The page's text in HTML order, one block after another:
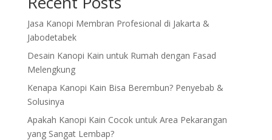
Jasa Kanopi Membran Profesional di Jakarta &
Jabodetabek
Desain Kanopi Kain untuk Rumah dengan Fasad
Melengkung
Kenapa Kanopi Kain Bisa Berembun? Penyebab &
Solusinya
Apakah Kanopi Kain Cocok untuk Area Pekarangan
yang Sangat Lembap?